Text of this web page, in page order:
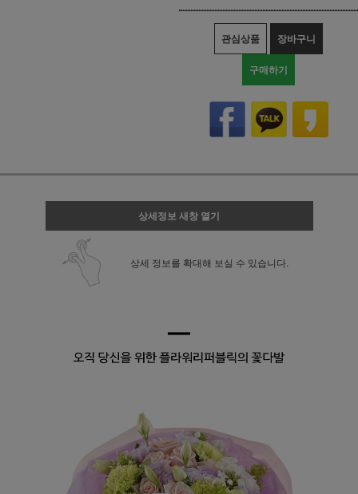
관심상품 장바구니
구매하기
상세정보 새창 열기
상세 정보를 확대해 보실 수 있습니다.